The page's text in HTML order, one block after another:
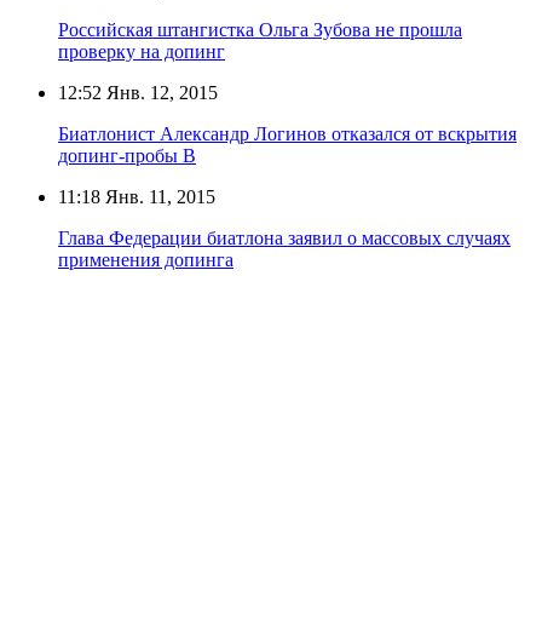
Российская штангистка Ольга Зубова не прошла
проверку на допинг
12:52 Янв. 12, 2015
Биатлонист Александр Логинов отказался от вскрытия
допинг-пробы В
11:18 Янв. 11, 2015
Глава Федерации биатлона заявил о массовых случаях
применения допинга